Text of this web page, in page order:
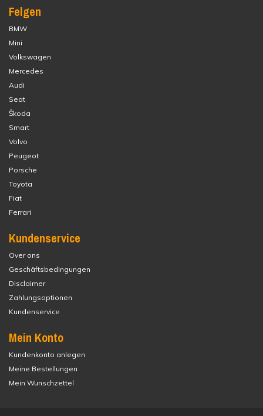
Felgen
BMW
Mini
Volkswagen
Mercedes
Audi
Seat
Škoda
Smart
Volvo
Peugeot
Porsche
Toyota
Fiat
Ferrari
Kundenservice
Over ons
Geschäftsbedingungen
Disclaimer
Zahlungsoptionen
Kundenservice
Mein Konto
Kundenkonto anlegen
Meine Bestellungen
Mein Wunschzettel